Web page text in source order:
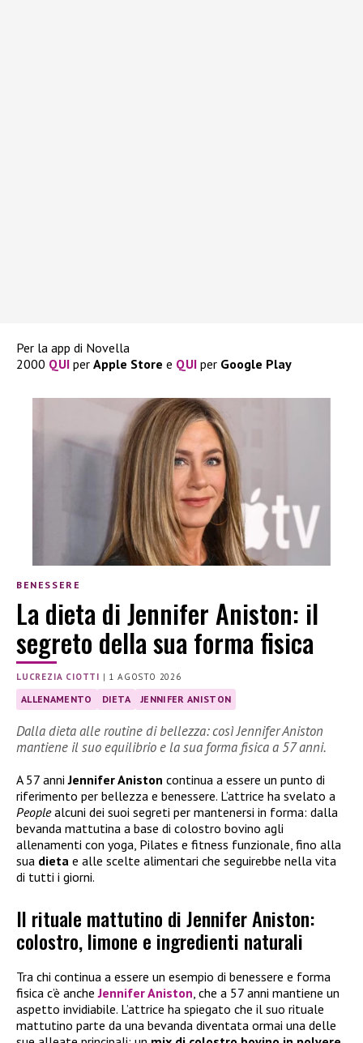
Per la app di Novella
2000 QUI per Apple Store e QUI per Google Play
BENESSERE
La dieta di Jennifer Aniston: il
segreto della sua forma fisica
LUCREZIA CIOTTI | 1 AGOSTO 2026
ALLENAMENTO DIETA JENNIFER ANISTON
Dalla dieta alle routine di bellezza: così Jennifer Aniston
mantiene il suo equilibrio e la sua forma fisica a 57 anni.
A 57 anniJennifer Aniston continua a essere un punto di
riferimento per bellezza e benessere. L’attrice ha svelato a
Peoplealcuni dei suoi segreti per mantenersi in forma: dalla
bevanda mattutina a base di colostro bovino agli
allenamenti con yoga, Pilates e fitness funzionale, fino alla
sua dieta e alle scelte alimentari che seguirebbe nella vita
di tutti i giorni.
Il rituale mattutino di Jennifer Aniston:
colostro, limone e ingredienti naturali
Tra chi continua a essere un esempio di benessere e forma
fisica c’è ancheJennifer Aniston , che a 57 anni mantiene un
aspetto invidiabile. L’attrice ha spiegato che il suo rituale
mattutino parte da una bevanda diventata ormai una delle